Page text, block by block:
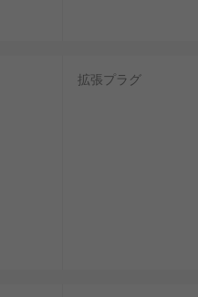
拡張プラグ